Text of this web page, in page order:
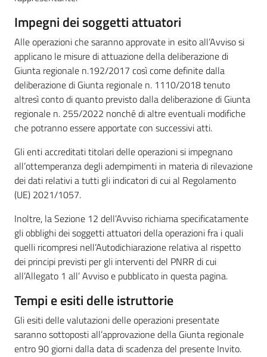
Impegni dei soggetti attuatori
Alle operazioni che saranno approvate in esito all’Avviso si
applicano le misure di attuazione della deliberazione di
Giunta regionale n.192/2017 così come definite dalla
deliberazione di Giunta regionale n. 1110/2018 tenuto
altresì conto di quanto previsto dalla deliberazione di Giunta
regionale n. 255/2022 nonché di altre eventuali modifiche
che potranno essere apportate con successivi atti.
Gli enti accreditati titolari delle operazioni si impegnano
all’ottemperanza degli adempimenti in materia di rilevazione
dei dati relativi a tutti gli indicatori di cui al Regolamento
(UE) 2021/1057.
Inoltre, la Sezione 12 dell’Avviso richiama specificatamente
gli obblighi dei soggetti attuatori della operazioni fra i quali
quelli ricompresi nell’Autodichiarazione relativa al rispetto
dei principi previsti per gli interventi del PNRR di cui
all’Allegato 1 all’ Avviso e pubblicato in questa pagina.
Tempi e esiti delle istruttorie
Gli esiti delle valutazioni delle operazioni presentate
saranno sottoposti all’approvazione della Giunta regionale
entro 90 giorni dalla data di scadenza del presente Invito.